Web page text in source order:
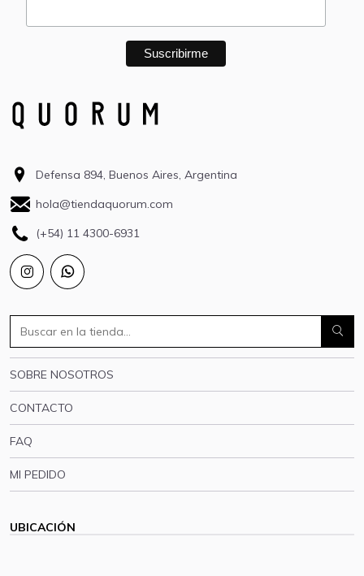
Defensa 894, Buenos Aires, Argentina
hola@tiendaquorum.com
(+54) 11 4300-6931
SOBRE NOSOTROS
CONTACTO
FAQ
MI PEDIDO
UBICACIÓN